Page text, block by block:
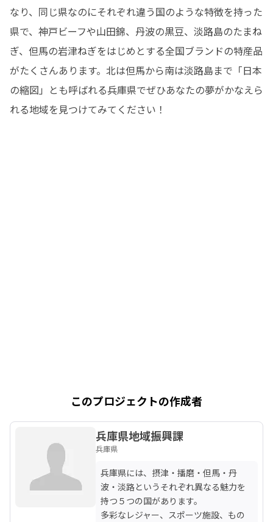
なり、同じ県なのにそれぞれ違う国のような特徴を持った
県で、神戸ビーフや山田錦、丹波の黒豆、淡路島のたまね
ぎ、但馬の岩津ねぎをはじめとする全国ブランドの特産品
がたくさんあります。北は但馬から南は淡路島まで「日本
の縮図」とも呼ばれる兵庫県でぜひあなたの夢がかなえら
れる地域を見つけてみてください！
このプロジェクトの作成者
兵庫県地域振興課
兵庫県
兵庫県には、摂津・播磨・但馬・丹
波・淡路というそれぞれ異なる魅力を
持つ５つの国があります。
多彩なレジャー、スポーツ施設、もの